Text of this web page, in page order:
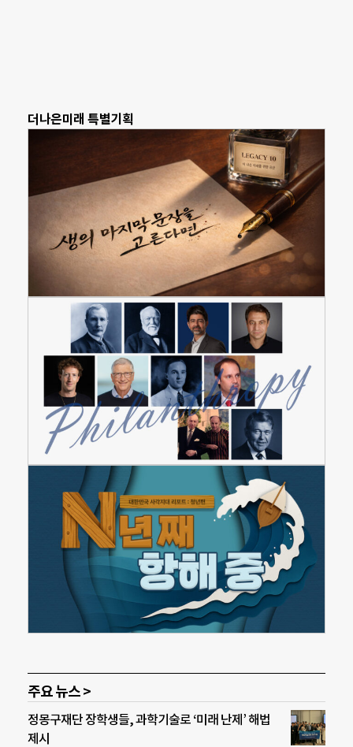
더나은미래 특별기획
주요 뉴스 >
정몽구재단 장학생들, 과학기술로 ‘미래 난제’ 해법
제시